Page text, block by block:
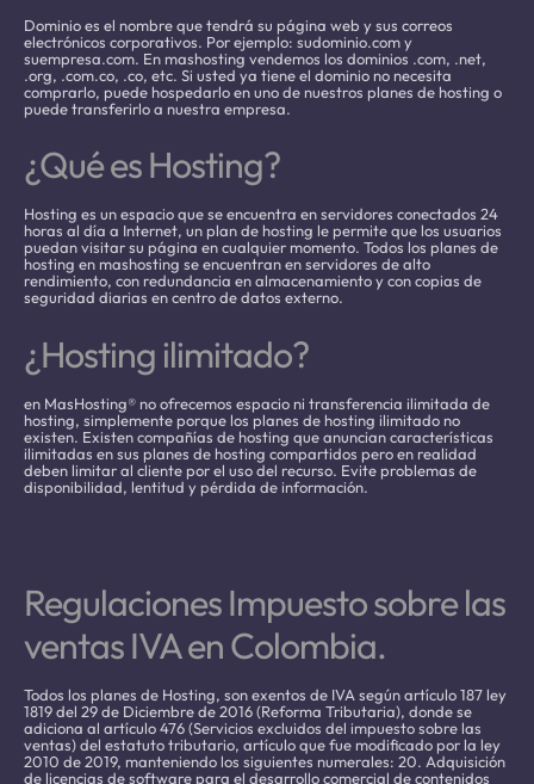
Dominio es el nombre que tendrá su página web y sus correos
electrónicos corporativos. Por ejemplo: sudominio.com y
suempresa.com. En mashosting vendemos los dominios .com, .net,
.org, .com.co, .co, etc. Si usted ya tiene el dominio no necesita
comprarlo, puede hospedarlo en uno de nuestros planes de hosting o
puede transferirlo a nuestra empresa.
¿Qué es Hosting?
Hosting es un espacio que se encuentra en servidores conectados 24
horas al día a Internet, un plan de hosting le permite que los usuarios
puedan visitar su página en cualquier momento. Todos los planes de
hosting en mashosting se encuentran en servidores de alto
rendimiento, con redundancia en almacenamiento y con copias de
seguridad diarias en centro de datos externo.
¿Hosting ilimitado?
en MasHosting® no ofrecemos espacio ni transferencia ilimitada de
hosting, simplemente porque los planes de hosting ilimitado no
existen. Existen compañías de hosting que anuncian características
ilimitadas en sus planes de hosting compartidos pero en realidad
deben limitar al cliente por el uso del recurso. Evite problemas de
disponibilidad, lentitud y pérdida de información.
Regulaciones Impuesto sobre las
ventas IVA en Colombia.
Todos los planes de Hosting, son exentos de IVA según artículo 187 ley
1819 del 29 de Diciembre de 2016 (Reforma Tributaria), donde se
adiciona al artículo 476 (Servicios excluidos del impuesto sobre las
ventas) del estatuto tributario, artículo que fue modificado por la ley
2010 de 2019, manteniendo los siguientes numerales: 20. Adquisición
de licencias de software para el desarrollo comercial de contenidos